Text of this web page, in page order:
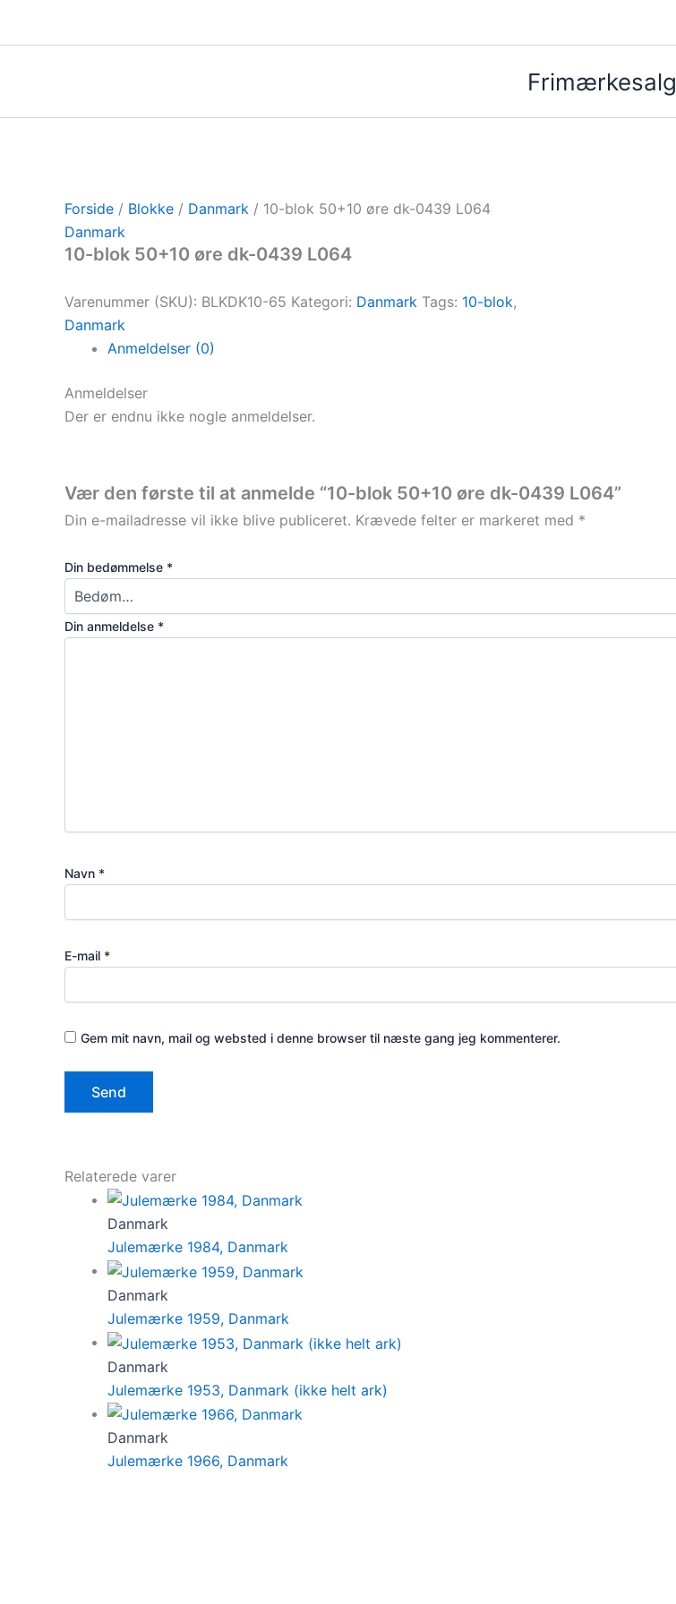
Frimærkesalg
Forside / Blokke / Danmark / 10-blok 50+10 øre dk-0439 L064
Danmark
10-blok 50+10 øre dk-0439 L064
Varenummer (SKU): BLKDK10-65 Kategori: Danmark Tags: 10-blok,
Danmark
Anmeldelser (0)
Anmeldelser
Der er endnu ikke nogle anmeldelser.
Vær den første til at anmelde “10-blok 50+10 øre dk-0439 L064”
Din e-mailadresse vil ikke blive publiceret. Krævede felter er markeret med *
Din bedømmelse *
Din anmeldelse *
Navn *
E-mail *
Gem mit navn, mail og websted i denne browser til næste gang jeg kommenterer.
Relaterede varer
Danmark
Julemærke 1984, Danmark
Danmark
Julemærke 1959, Danmark
Danmark
Julemærke 1953, Danmark (ikke helt ark)
Danmark
Julemærke 1966, Danmark